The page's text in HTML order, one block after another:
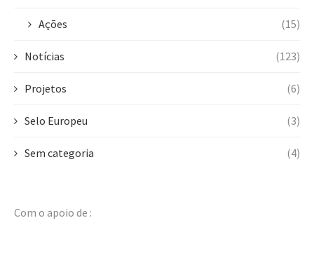
Ações (15)
Notícias (123)
Projetos (6)
Selo Europeu (3)
Sem categoria (4)
Com o apoio de :